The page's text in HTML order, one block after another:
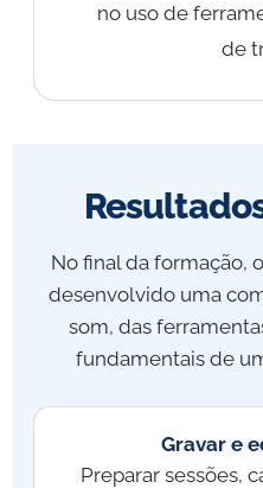
no uso de
de
No final da formação,
desenvolvido uma
som, das
fundamentais de
Gravar e
Preparar sessões,